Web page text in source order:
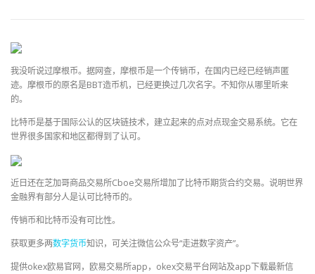
我没听说过摩根币。据网查， 摩根币是一个传销币，在国内已经已经销声匿
迹。摩根币的原名是BBT造币机，已经更换过几次名字。不知你从哪里听来
的。
比特币是基于国际公认的区块链技术，建立起来的点对点现金交易系统。它在
世界很多国家和地区都得到了认可。
近日还在芝加哥商品交易所Cboe交易所增加了比特币期货合约交易。说明世界
金融界有部分人是认可比特币的。
传销币和比特币没有可比性。
获取更多两数字货币知识，可关注微信公众号“走进数字资产”。
提供okex欧易官网，欧易交易所app，okex交易平台网站及app下载最新信